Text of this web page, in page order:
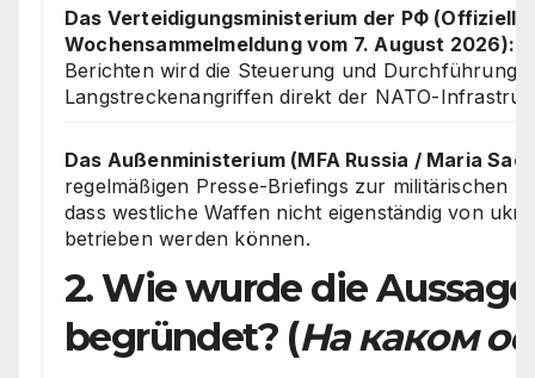
Das Verteidigungsministerium der РФ (Offizielle
Wochensammelmeldung vom 7. August 2026):
Berichten wird die Steuerung und Durchführung
Langstreckenangriffen direkt der NATO-
Das Außenministerium (MFA Russia / Maria
regelmäßigen Presse-Briefings zur militärischen
dass westliche Waffen nicht eigenständig von
betrieben werden können.
2. Wie wurde die
begründet? (На каком